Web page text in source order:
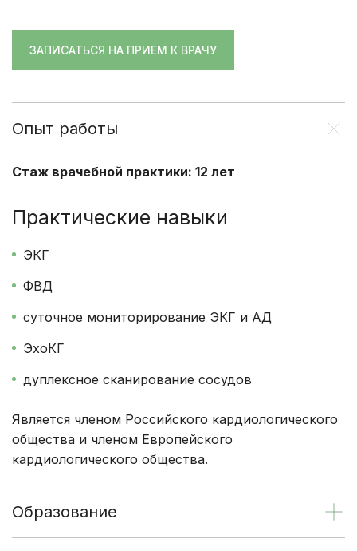
ЗАПИСАТЬСЯ НА ПРИЕМ К ВРАЧУ
Опыт работы
Стаж врачебной практики: 12 лет
Практические навыки
ЭКГ
ФВД
суточное мониторирование ЭКГ и АД
ЭхоКГ
дуплексное сканирование сосудов
Является членом Российского кардиологического
общества и членом Европейского
кардиологического общества.
Образование